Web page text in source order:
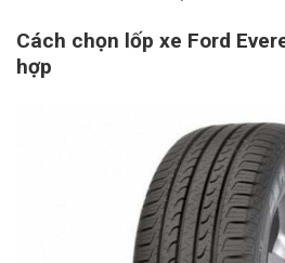
Cách chọn lốp xe Ford
hợp